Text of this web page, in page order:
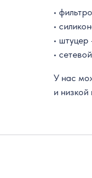
•
•
•
•
У нас
и